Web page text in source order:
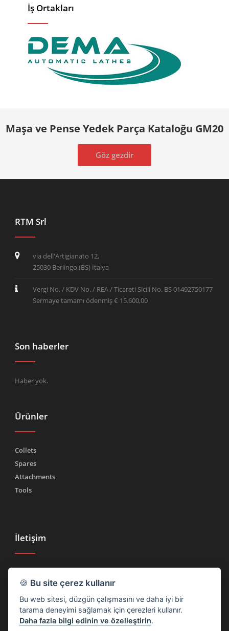
İş Ortakları
Maşa ve Pense Yedek Parça Kataloğu GM20
Göz gezdir
RTM Srl
via dell'Artigianato 12,
25030 Berlingo (BS) İtalya
Vergi No. / KDV No. / REA / Ticareti Sicili No. BS 01492750177
Sermaye tamamı ödenmiş € 15.600,00
Son haberler
Haber yok.
Ürünler
Collets
Spares
Attachments
Tools
İletişim
Faks (+39) 030 2753090
info@rtmricambi.com
🍪 Bu site çerez kullanır
Bu web sitesi, düzgün çalışmasını ve daha iyi bir
tarama deneyimi sağlamak için çerezleri kullanır.
Daha fazla bilgi edinin ve özelleştirin.